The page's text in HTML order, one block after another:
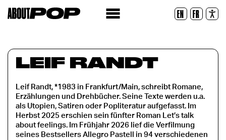
EN FR
Zurücksetzen
LEIF RANDT
Leif Randt, *1983 in Frankfurt/Main, schreibt Romane,
Erzählungen und Drehbücher. Seine Texte werden u.a.
als Utopien, Satiren oder Popliteratur aufgefasst. Im
Herbst 2025 erschien sein fünfter Roman Let’s talk
about feelings. Im Frühjahr 2026 lief die Verfilmung
seines Bestsellers Allegro Pastell in 94 verschiedenen